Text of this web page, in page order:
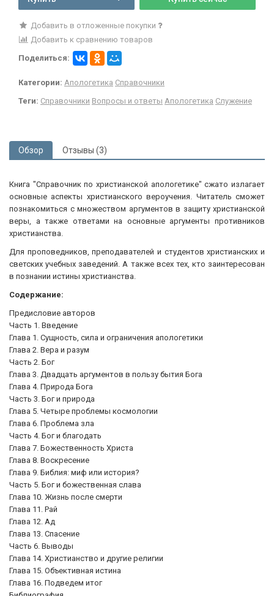
Добавить в отложенные покупки
Добавить к сравнению товаров
Поделиться:
Категории: Апологетика Справочники
Теги: Справочники Вопросы и ответы Апологетика Служение
Обзор Отзывы (3)
Книга "Справочник по христианской апологетике" сжато излагает
основные аспекты христианского вероучения. Читатель сможет
познакомиться с множеством аргументов в защиту христианской
веры, а также ответами на основные аргументы противников
христианства.
Для проповедников, преподавателей и студентов христианских и
светских учебных заведений. А также всех тех, кто заинтересован
в познании истины христианства.
Содержание:
Предисловие авторов
Часть 1. Введение
Глава 1. Сущность, сила и ограничения апологетики
Глава 2. Вера и разум
Часть 2. Бог
Глава 3. Двадцать аргументов в пользу бытия Бога
Глава 4. Природа Бога
Часть 3. Бог и природа
Глава 5. Четыре проблемы космологии
Глава 6. Проблема зла
Часть 4. Бог и благодать
Глава 7. Божественность Христа
Глава 8. Воскресение
Глава 9. Библия: миф или история?
Часть 5. Бог и божественная слава
Глава 10. Жизнь после смерти
Глава 11. Рай
Глава 12. Ад
Глава 13. Спасение
Часть 6. Выводы
Глава 14. Христианство и другие религии
Глава 15. Объективная истина
Глава 16. Подведем итог